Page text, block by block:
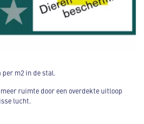
m2 in de stal.
ruimte door een overdekte uitloop
lucht.